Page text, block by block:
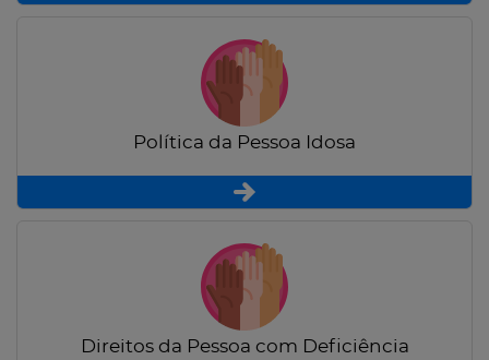
Política da Pessoa Idosa
Direitos da Pessoa com Deficiência